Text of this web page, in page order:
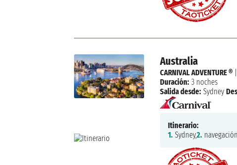
Australia
CARNIVAL ADVENTURE ®
Duración: 3 noches
Salida desde: Sydney
Itinerario:
1. Sydney,2.